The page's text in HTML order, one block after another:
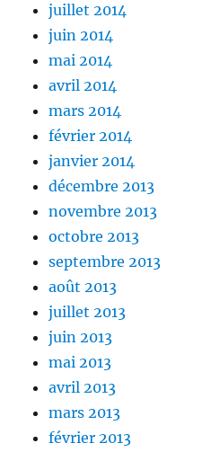
juillet 2014
juin 2014
mai 2014
avril 2014
mars 2014
février 2014
janvier 2014
décembre 2013
novembre 2013
octobre 2013
septembre 2013
août 2013
juillet 2013
juin 2013
mai 2013
avril 2013
mars 2013
février 2013